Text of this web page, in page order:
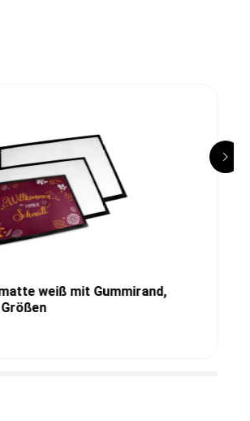
weiß mit Gummirand,